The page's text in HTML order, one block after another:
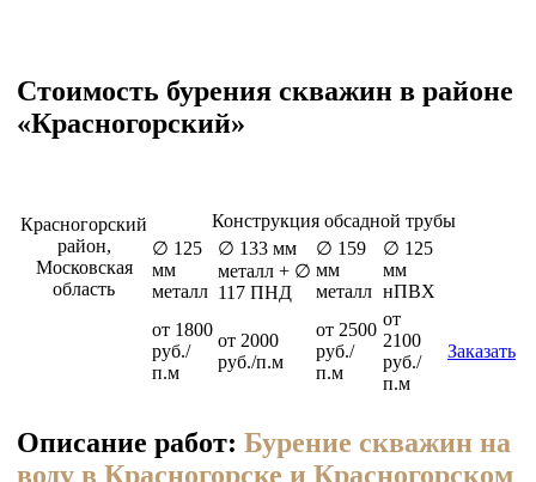
Стоимость бурения скважин в районе
«Красногорский»
Красногорский
район,
Московская
область
Конструкция обсадной трубы
∅ 125
мм
металл
∅ 133 мм
металл + ∅
117 ПНД
∅ 159
мм
металл
∅ 125
мм
нПВХ
от 1800
руб./
п.м
от 2000
руб./п.м
от 2500
руб./
п.м
от
2100
руб./
п.м
Заказать
Описание работ: Бурение скважин на
воду в Красногорске и Красногорском